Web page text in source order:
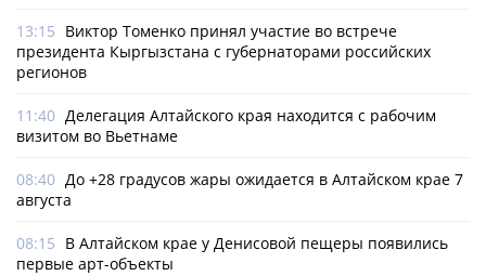
13:15 Виктор Томенко принял участие во встрече
президента Кыргызстана с губернаторами российских
регионов
11:40 Делегация Алтайского края находится с рабочим
визитом во Вьетнаме
08:40 До +28 градусов жары ожидается в Алтайском крае 7
августа
08:15 В Алтайском крае у Денисовой пещеры появились
первые арт-объекты